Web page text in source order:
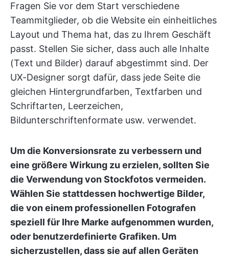
Fragen Sie vor dem Start verschiedene
Teammitglieder, ob die Website ein einheitliches
Layout und Thema hat, das zu Ihrem Geschäft
passt. Stellen Sie sicher, dass auch alle Inhalte
(Text und Bilder) darauf abgestimmt sind. Der
UX-Designer sorgt dafür, dass jede Seite die
gleichen Hintergrundfarben, Textfarben und
Schriftarten, Leerzeichen,
Bildunterschriftenformate usw. verwendet.
Um die Konversionsrate zu verbessern und
eine größere Wirkung zu erzielen, sollten Sie
die Verwendung von Stockfotos vermeiden.
Wählen Sie stattdessen hochwertige Bilder,
die von einem professionellen Fotografen
speziell für Ihre Marke aufgenommen wurden,
oder benutzerdefinierte Grafiken. Um
sicherzustellen, dass sie auf allen Geräten